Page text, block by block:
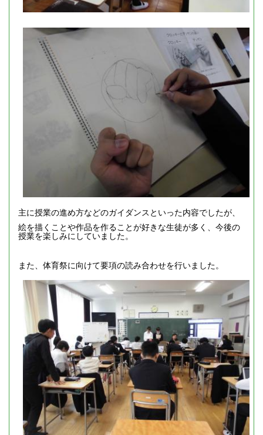
主に授業の進め方などのガイダンスといった内容でしたが、
絵を描くことや作品を作ることが好きな生徒が多く、今後の
授業を楽しみにしていました。
また、体育祭に向けて要項の読み合わせを行いました。